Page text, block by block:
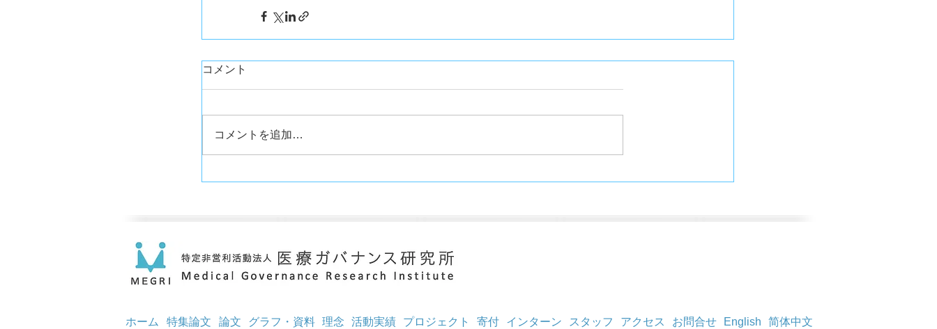
コメント
コメントを追加…
ホーム 特集論文 論文 グラフ・資料 理念 活動実績 プロジェクト 寄付 インターン スタッフ アクセス お問合せ English 简体中文